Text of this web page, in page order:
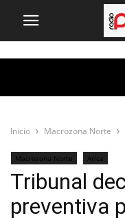
Inicio Macrozona Norte
Macrozona Norte Arica
Tribunal
preventiva